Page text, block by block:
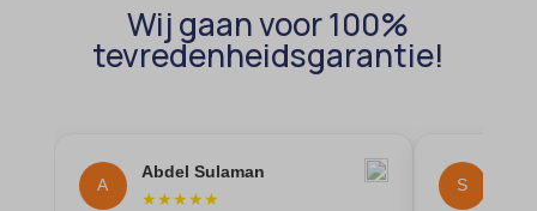
Wij gaan voor 100%
tevredenheidsgarantie!
A
Abdel Sulaman
★★★★★
S
marketing_cookies
OptanonAlertBoxClosed